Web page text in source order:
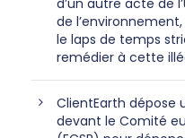
d’un autre acte de
de
le laps de temps
remédier à cette
ClientEarth dépose
devant le Comité